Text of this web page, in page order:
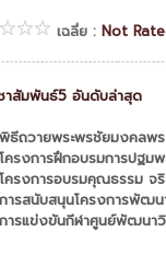
เฉลี่ย : Not
าสัมพันธ์5 อันดับล่าสุด
พิธีถวายพระพรชัยมงคลพร
โครงการฝึกอบรมการปฐม
โครงการอบรมคุณธรรม จ
การสนับสนุนโครงการพัฒ
การแข่งขันกีฬาศูนย์พัฒนาวิ